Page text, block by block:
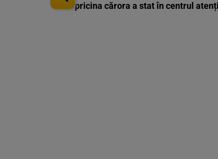
pricina cărora a stat în centrul